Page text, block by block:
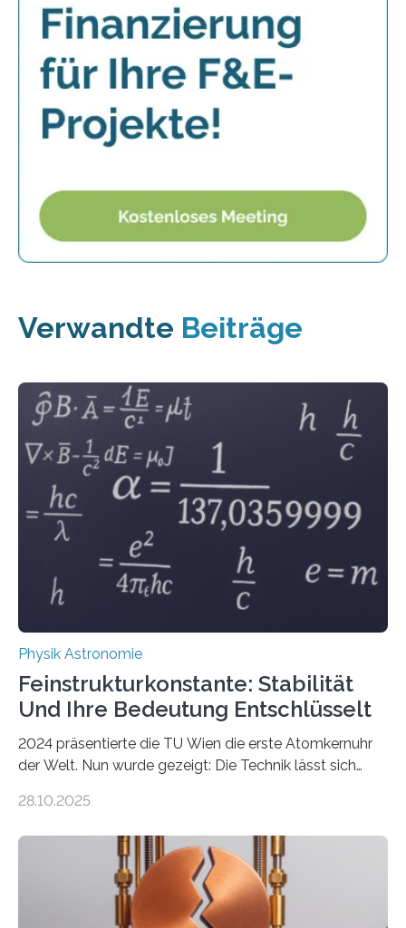
Verwandte Beiträge
Physik Astronomie
Feinstrukturkonstante: Stabilität
Und Ihre Bedeutung Entschlüsselt
2024 präsentierte die TU Wien die erste Atomkernuhr
der Welt. Nun wurde gezeigt: Die Technik lässt sich
fundamentalen Physik nachzugehen. Thorium-
Messungen verwenden. Das hatte man jahrzehntelang
vermutet, weltweit war nach den passenden
Atomkern-Zuständen gesucht worden, 2024 gelang
einem Team der TU Wien mit Unterstützung
28.10.2025